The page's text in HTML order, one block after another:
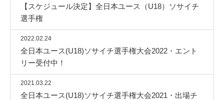
【スケジュール決定】全日本ユース（U18）ソサイチ
選手権
2022.02.24
全日本ユース(U18)ソサイチ選手権大会2022・エント
リー受付中！
2021.03.22
全日本ユース(U18)ソサイチ選手権大会2021・出場チ